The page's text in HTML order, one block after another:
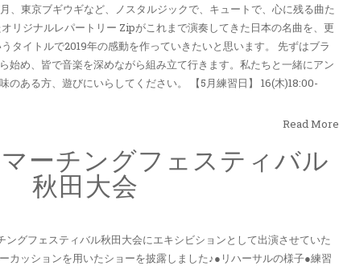
東京ブギウギなど、ノスタルジックで、キュートで、心に残る曲た
リジナルレパートリー Zipがこれまで演奏してきた日本の名曲を、更
タイトルで2019年の感動を作っていきたいと思います。 先ずはブラ
始め、皆で音楽を深めながら組み立て行きます。私たちと一緒にアン
のある方、遊びにいらしてください。 【5月練習日】 16(木)18:00-
Read More
マーチングフェスティバル
秋田大会
ングフェスティバル秋田大会にエキシビションとして出演させていた
カッションを用いたショーを披露しました♪●リハーサルの様子●練習